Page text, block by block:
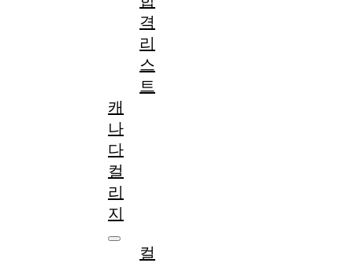
격
리
스
트
캐
나
다
컬
리
지
컬